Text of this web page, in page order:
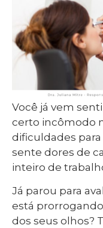
Você já vem
certo incômodo
dificuldades
sente dores de
inteiro de
Já parou para
está
dos seus olhos?